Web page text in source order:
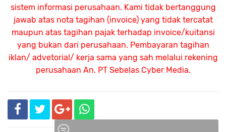
sistem informasi perusahaan. Kami tidak bertanggung
jawab atas nota tagihan (invoice) yang tidak tercatat
maupun atas tagihan pajak terhadap invoice/kuitansi
yang bukan dari perusahaan. Pembayaran tagihan
iklan/ advetorial/ kerja sama yang sah melalui rekening
perusahaan An. PT Sebelas Cyber Media.